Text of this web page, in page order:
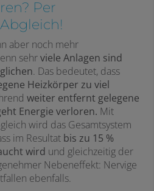
Per
aber noch mehr
sehrviele Anlagen sind
. Das bedeutet, dass
Heizkörper zu viel
weiter entfernt gelegene
Energie verloren. Mit
wird das Gesamtsystem
im Resultat bis zu 15 %
wird und gleichzeitig der
Nebeneffekt: Nervige
ebenfalls.